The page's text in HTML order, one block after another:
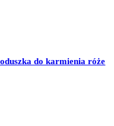
do karmienia róże